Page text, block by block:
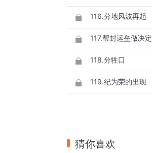
116.分地风波再起
117.帮封运垒做决定
118.分牲口
119.纪为荣的出现
猜你喜欢